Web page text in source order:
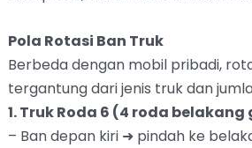
Pola Rotasi Ban Truk
Berbeda dengan mobil pribadi,
tergantung dari jenis truk dan
1. Truk Roda 6 (4 roda
– Ban depan kiri ➜ pindah ke